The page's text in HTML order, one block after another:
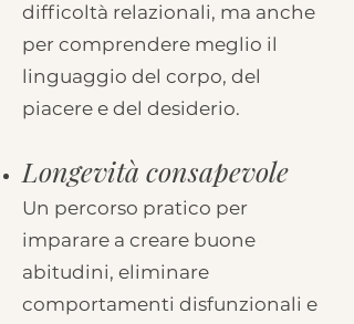
difficoltà relazionali, ma anche
per comprendere meglio il
linguaggio del corpo, del
piacere e del desiderio.
Longevità consapevole
Un percorso pratico per
imparare a creare buone
abitudini, eliminare
comportamenti disfunzionali e